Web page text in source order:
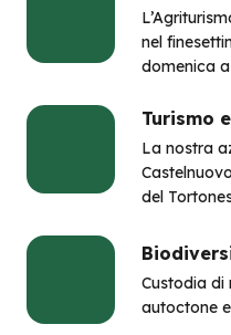
nel
domenica
gruppi di
delle feste
menu da
Turismo
La nostra
del
Custodia di
autoctone